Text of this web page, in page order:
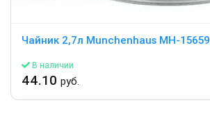
Чайник 2,7л Munchenhaus MH-15659
В наличии
44.10 руб.